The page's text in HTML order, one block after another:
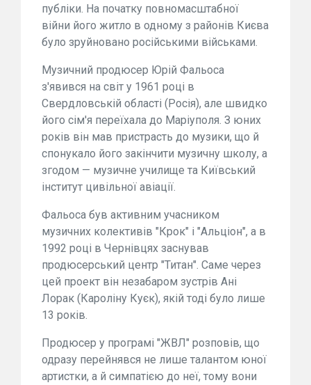
публіки. На початку повномасштабної
війни його житло в одному з районів Києва
було зруйновано російськими військами.
Музичний продюсер Юрій Фальоса
з'явився на світ у 1961 році в
Свердловській області (Росія), але швидко
його сім'я переїхала до Маріуполя. З юних
років він мав пристрасть до музики, що й
спонукало його закінчити музичну школу, а
згодом — музичне училище та Київський
інститут цивільної авіації.
Фальоса був активним учасником
музичних колективів "Крок" і "Альціон", а в
1992 році в Чернівцях заснував
продюсерський центр "Титан". Саме через
цей проект він незабаром зустрів Ані
Лорак (Кароліну Куєк), якій тоді було лише
13 років.
Продюсер у програмі "ЖВЛ" розповів, що
одразу перейнявся не лише талантом юної
артистки, а й симпатією до неї, тому вони